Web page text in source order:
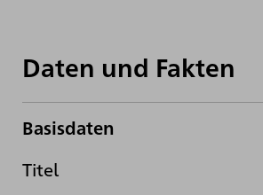
Daten und Fakten
Basisdaten
Titel